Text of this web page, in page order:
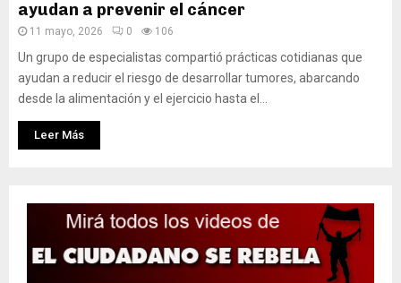
ayudan a prevenir el cáncer
11 mayo, 2026 0 106
Un grupo de especialistas compartió prácticas cotidianas que
ayudan a reducir el riesgo de desarrollar tumores, abarcando
desde la alimentación y el ejercicio hasta el...
Leer Más